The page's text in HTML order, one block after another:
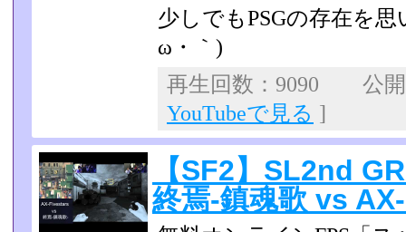
少しでもPSGの存在を
ω・｀)
再生回数：9090 公
YouTubeで見る ]
【SF2】SL2nd
終焉-鎮魂歌 vs